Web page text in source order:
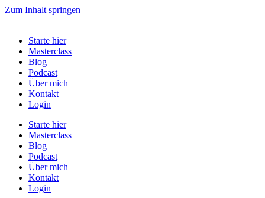
Zum Inhalt springen
Starte hier
Masterclass
Blog
Podcast
Über mich
Kontakt
Login
Starte hier
Masterclass
Blog
Podcast
Über mich
Kontakt
Login